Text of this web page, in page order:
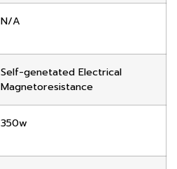
N/A
Self-genetated Electrical
Magnetoresistance
350w